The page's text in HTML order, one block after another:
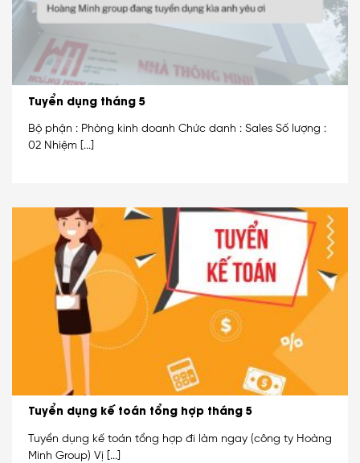
Tuyển dụng tháng 5
Bộ phận : Phòng kinh doanh Chức danh : Sales Số lượng :
02 Nhiệm [...]
Tuyển dụng kế toán tổng hợp tháng 5
Tuyển dụng kế toán tổng hợp đi làm ngay (công ty Hoàng
Minh Group) Vị [...]